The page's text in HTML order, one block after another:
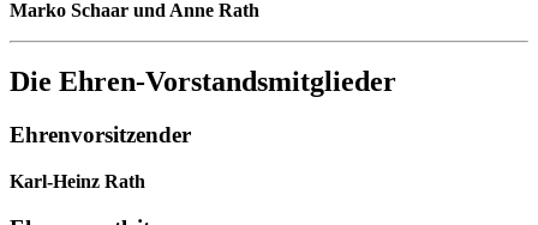
Marko Schaar und Anne Rath
Die Ehren-Vorstandsmitglieder
Ehrenvorsitzender
Karl-Heinz Rath